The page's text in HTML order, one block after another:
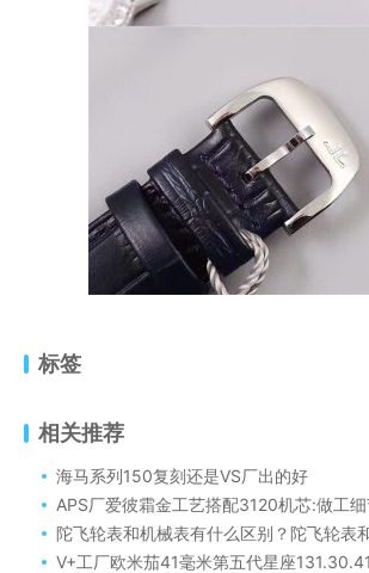
标签
相关推荐
海马系列150复刻还是VS厂出的好
APS厂爱彼霜金工艺搭配3120机芯:做工
陀飞轮表和机械表有什么区别？陀飞轮表和机械表是手表的重要分类，它们之间
V+工厂欧米茄41毫米第五代星座